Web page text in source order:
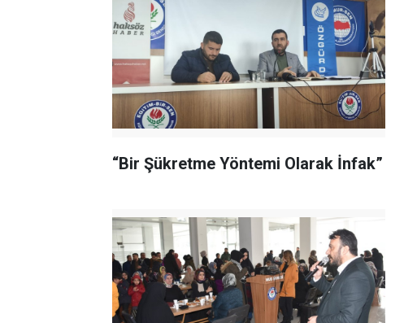
“Bir Şükretme Yöntemi Olarak İnfak”